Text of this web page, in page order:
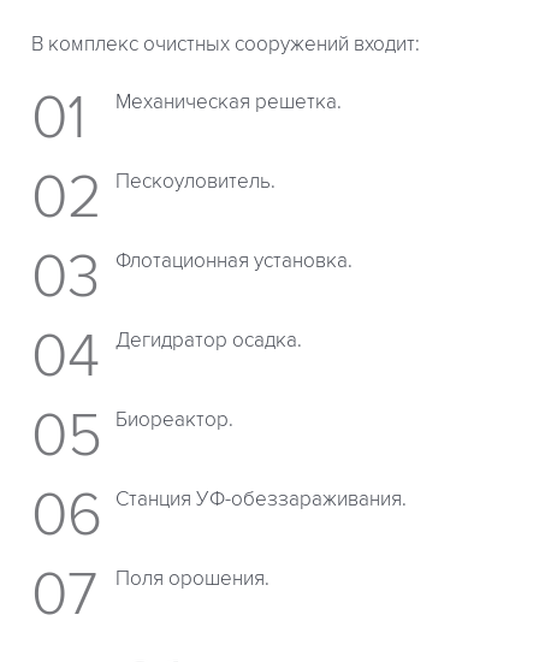
В комплекс очистных сооружений входит:
Механическая решетка.
Пескоуловитель.
Флотационная установка.
Дегидратор осадка.
Биореактор.
Станция УФ-обеззараживания.
Поля орошения.